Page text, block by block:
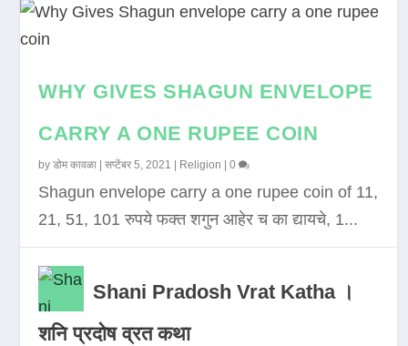
WHY GIVES SHAGUN ENVELOPE
CARRY A ONE RUPEE COIN
byडोम कावळा |सप्टेंबर 5, 2021 Religion |0
Shagun envelope carry a one rupee coin of 11,
21, 51, 101 रुपये फक्त शगुन आहेर च का द्यायचे, 1...
Shani Pradosh Vrat Katha ।
शनि प्रदोष व्रत कथा